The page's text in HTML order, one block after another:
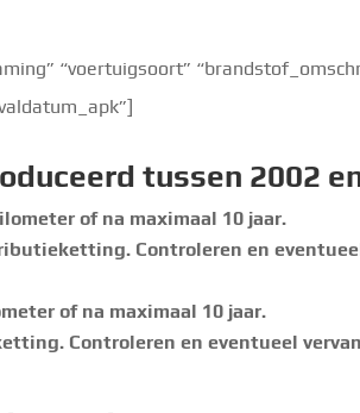
“voertuigsoort”
tussen 2002
of na maximaal 10 jaar.
Controleren en
of na maximaal 10 jaar.
Controleren en eventueel